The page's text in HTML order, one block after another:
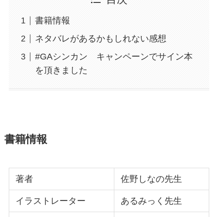
書籍情報
ネタバレがあるかもしれない感想
#GAシンカン キャンペーンでサイン本
を頂きました
書籍情報
著者 佐野しなの先生
イラストレーター あるみっく先生